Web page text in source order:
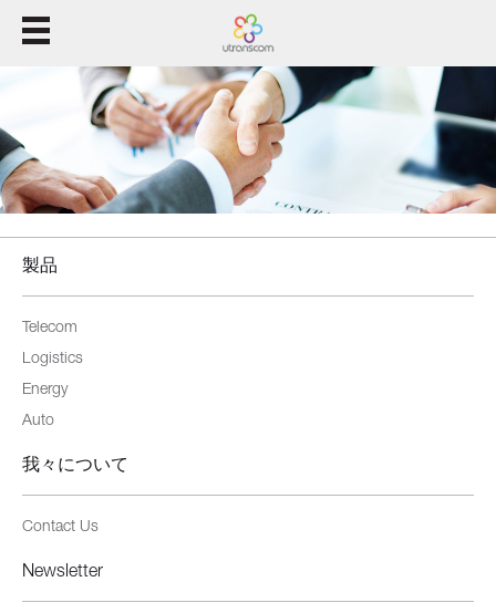
溶液
サポート
製品
Telecom
Logistics
Energy
Auto
我々について
Contact Us
Newsletter